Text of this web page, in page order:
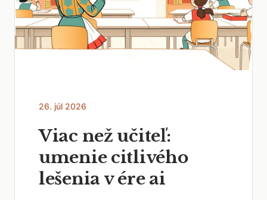
26. júl 2026
Viac než učiteľ:
umenie citlivého
lešenia v ére ai